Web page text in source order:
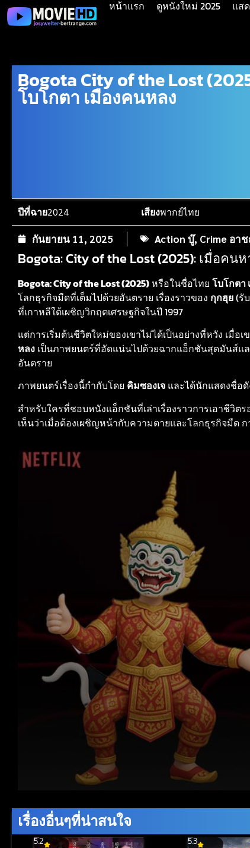
หน้าแรก ดูหนังใหม่ 2025 แส
Bogota City of the Lost
โบโกตา เมืองคนหลง
ปีที่ฉาย2024 เสียงพากย์ไทย
กันยายน 11, 2025 Action บู๊, Crime อา
Bogota: City of the Lost (2025): เมื่อค
Bogota: City of the Lost (2025)หรือในชื่อไทย โบโกตา
โลกธุรกิจมืดที่เต็มไปด้วยอันตราย เรื่องราวของ กุกฮุย(รั
ที่เกาหลีใต้เผชิญวิกฤตเศรษฐกิจในปี 1997
แต่การเริ่มต้นชีวิตใหม่ของเขาไม่ได้เป็นอย่างที่หวัง เมื่
หลง เป็นภาพยนตร์ที่อัดแน่นไปด้วยฉากแอ็กชันสุดมันส์แ
อันตราย
ภาพยนตร์เรื่องนี้กำกับโดย คิมซองเจ และได้นักแสดงชื่อดั
สำหรับใครที่ชอบหนังแอ็กชันที่เล่าเรื่องราวการเอาชีวิต
เห็นว่าเมื่อต้องเผชิญหน้ากับความตายและโลกธุรกิจมืด
เรื่องอื่นๆที่น่าสนใจ
5.2 5.3